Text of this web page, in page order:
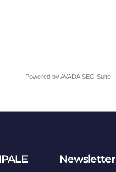
Powered byAVADA SEO Suite
Newsletter